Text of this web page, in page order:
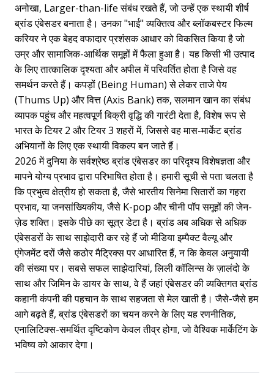
अनोखा, Larger-than-life संबंध रखते हैं, जो उन्हें एक स्थायी शीर्ष
ब्रांड एंबेसडर बनाता है। उनका "भाई" व्यक्तित्व और ब्लॉकबस्टर फिल्म
करियर ने एक बेहद वफादार प्रशंसक आधार को विकसित किया है जो
उम्र और सामाजिक-आर्थिक समूहों में फैला हुआ है। यह किसी भी उत्पाद
के लिए तात्कालिक दृश्यता और अपील में परिवर्तित होता है जिसे वह
समर्थन करते हैं। कपड़ों (Being Human) से लेकर ताजे पेय
(Thums Up) और वित्त (Axis Bank) तक, सलमान खान का संबंध
व्यापक पहुंच और महत्वपूर्ण बिक्री वृद्धि की गारंटी देता है, विशेष रूप से
भारत के टियर 2 और टियर 3 शहरों में, जिससे वह मास-मार्केट ब्रांड
अभियानों के लिए एक स्थायी विकल्प बन जाते हैं।
2026 में दुनिया के सर्वश्रेष्ठ ब्रांड एंबेसडर का परिदृश्य विशेषज्ञता और
मापने योग्य प्रभाव द्वारा परिभाषित होता है। हमारी सूची से पता चलता है
कि प्रभुत्व क्षेत्रीय हो सकता है, जैसे भारतीय सिनेमा सितारों का गहरा
प्रभाव, या जनसांख्यिकीय, जैसे K-pop और चीनी पॉप समूहों की जेन-
ज़ेड शक्ति। इसके पीछे का सूत्र डेटा है। ब्रांड अब अधिक से अधिक
एंबेसडरों के साथ साझेदारी कर रहे हैं जो मीडिया इम्पैक्ट वैल्यू और
एंगेजमेंट दरों जैसे कठोर मैट्रिक्स पर आधारित हैं, न कि केवल अनुयायी
की संख्या पर। सबसे सफल साझेदारियां, लिली कॉलिन्स के ज़ालंदो के
साथ और जिमिन के डायर के साथ, वे हैं जहां एंबेसडर की व्यक्तिगत ब्रांड
कहानी कंपनी की पहचान के साथ सहजता से मेल खाती है। जैसे-जैसे हम
आगे बढ़ते हैं, ब्रांड एंबेसडरों का चयन करने के लिए यह रणनीतिक,
एनालिटिक्स-समर्थित दृष्टिकोण केवल तीव्र होगा, जो वैश्विक मार्केटिंग के
भविष्य को आकार देगा।